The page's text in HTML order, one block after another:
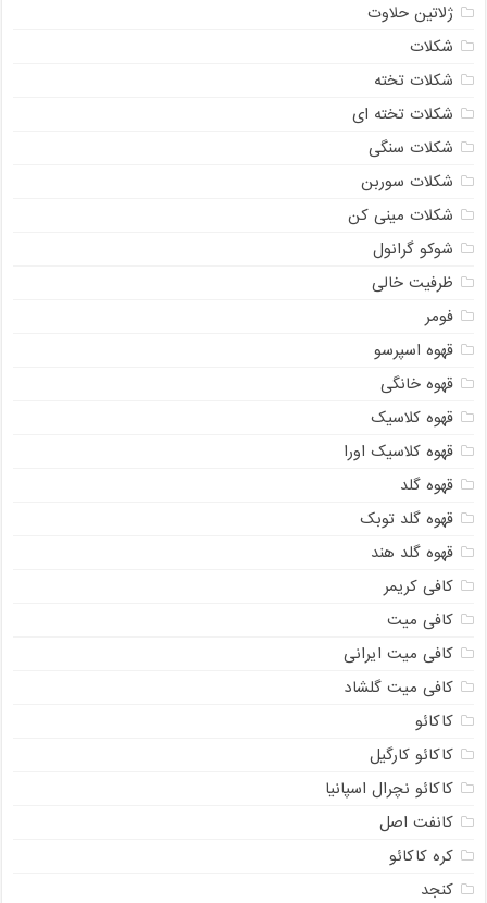
ژلاتین حلاوت
شکلات
شکلات تخته
شکلات تخته ای
شکلات سنگی
شکلات سوربن
شکلات مینی کن
شوکو گرانول
ظرفیت خالی
فومر
قهوه اسپرسو
قهوه خانگی
قهوه کلاسیک
قهوه کلاسیک اورا
قهوه گلد
قهوه گلد توبک
قهوه گلد هند
کافی کریمر
کافی میت
کافی میت ایرانی
کافی میت گلشاد
کاکائو
کاکائو کارگیل
کاکائو نچرال اسپانیا
کانفت اصل
کره کاکائو
کنجد